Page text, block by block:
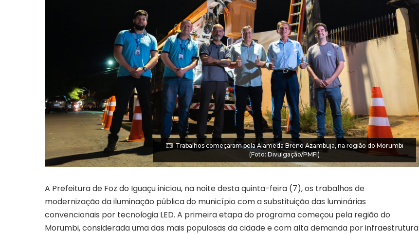
Trabalhos começaram pela Alameda Breno Azambuja, na região do Morumbi
(Foto: Divulgação/PMFI)
A Prefeitura de Foz do Iguaçu iniciou, na noite desta quinta-feira (7), os trabalhos de
modernização da iluminação pública do município com a substituição das luminárias
convencionais por tecnologia LED. A primeira etapa do programa começou pela região do
Morumbi, considerada uma das mais populosas da cidade e com alta demanda por infraestrutura